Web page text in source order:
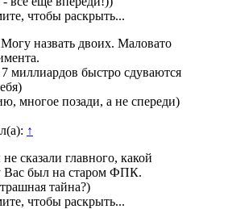
чтобы раскрыть...
назвать двоих. Маловато
миллиардов быстро сдуваются
многое позади, а не спереди)
↑
сказали главного, какой
Вас был на старом ФПК.
тайна?)
чтобы раскрыть...